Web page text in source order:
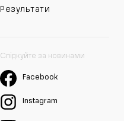
Результати
Слідкуйте за новинами
Facebook
Instagram